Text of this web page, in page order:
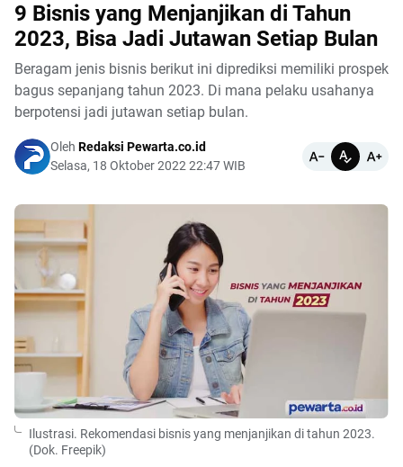
9 Bisnis yang Menjanjikan di Tahun
2023, Bisa Jadi Jutawan Setiap Bulan
Beragam jenis bisnis berikut ini diprediksi memiliki prospek
bagus sepanjang tahun 2023. Di mana pelaku usahanya
berpotensi jadi jutawan setiap bulan.
Oleh Redaksi Pewarta.co.id
Selasa, 18 Oktober 2022 22:47 WIB
Ilustrasi. Rekomendasi bisnis yang menjanjikan di tahun 2023.
(Dok. Freepik)